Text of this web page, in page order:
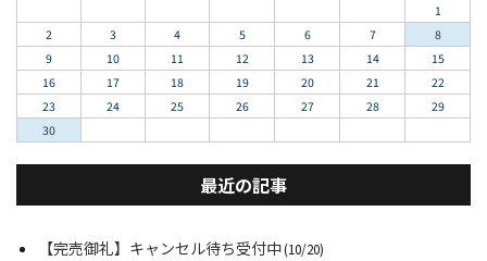
1
2
3 4 5 6 7
8
9
10 11 12 13 14
15
16
17 18 19 20 21
22
23
24 25 26 27 28
29
30
最近の記事
【完売御礼】キャンセル待ち受付中(10/20)